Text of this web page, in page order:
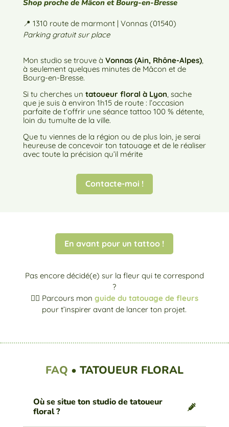
Shop proche de Mâcon et Bourg-en-Bresse
📍 1310 route de marmont | Vonnas (01540)
Parking gratuit sur place
Mon studio se trouve à Vonnas (Ain, Rhône-Alpes),
à seulement quelques minutes de Mâcon et de
Bourg-en-Bresse.
Si tu cherches un tatoueur floral à Lyon , sache
que je suis à environ 1h15 de route : l’occasion
parfaite de t’offrir une séance tattoo 100 % détente,
loin du tumulte de la ville.
Que tu viennes de la région ou de plus loin, je serai
heureuse de concevoir ton tatouage et de le réaliser
avec toute la précision qu’il mérite
Contacte-moi !
En avant pour un tattoo !
Pas encore décidé(e) sur la fleur qui te correspond
?
👉🏼 Parcours mon guide du tatouage de fleurs
pour t’inspirer avant de lancer ton projet.
FAQ • TATOUEUR FLORAL
Où se situe ton studio de tatoueur
floral ?